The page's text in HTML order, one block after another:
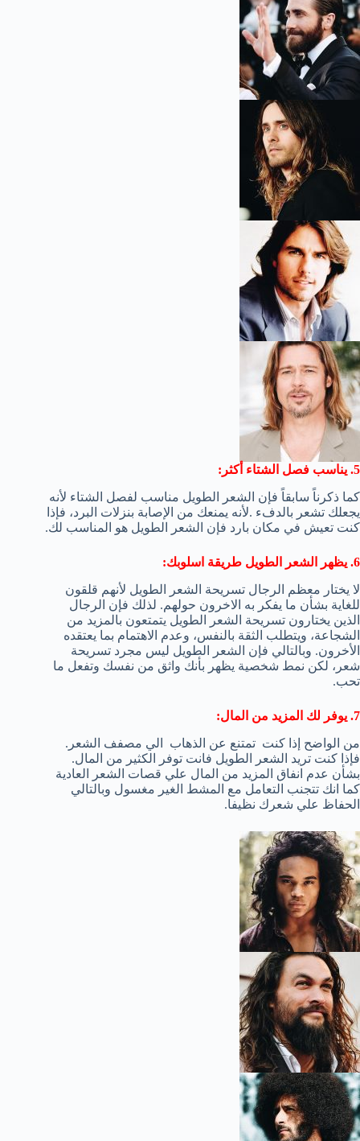
5. يناسب فصل الشتاء أكثر:
كما ذكرناً سابقاً فإن الشعر الطويل مناسب لفصل الشتاء لأنه
يجعلك تشعر بالدفء .لأنه يمنعك من الإصابة بنزلات البرد، فإذا
كنت تعيش في مكان بارد فإن الشعر الطويل هو المناسب لك.
6. يظهر الشعر الطويل طريقة اسلوبك:
لا يختار معظم الرجال تسريحة الشعر الطويل لأنهم قلقون
للغاية بشأن ما يفكر به الاخرون حولهم. لذلك فإن الرجال
الذين يختارون تسريحة الشعر الطويل يتمتعون بالمزيد من
الشجاعة، ويتطلب الثقة بالنفس، وعدم الاهتمام بما يعتقده
الأخرون. وبالتالي فإن الشعر الطويل ليس مجرد تسريحة
شعر، لكن نمط شخصية يظهر بأنك واثق من نفسك وتفعل ما
تحب.
7. يوفر لك المزيد من المال:
من الواضح إذا كنت تمتنع عن الذهاب الي مصفف الشعر.
فإذا كنت تريد الشعر الطويل فانت توفر الكثير من المال.
بشأن عدم انفاق المزيد من المال علي قصات الشعر العادية
كما انك تتجنب التعامل مع المشط الغير مغسول وبالتالي
الحفاظ علي شعرك نظيفا.